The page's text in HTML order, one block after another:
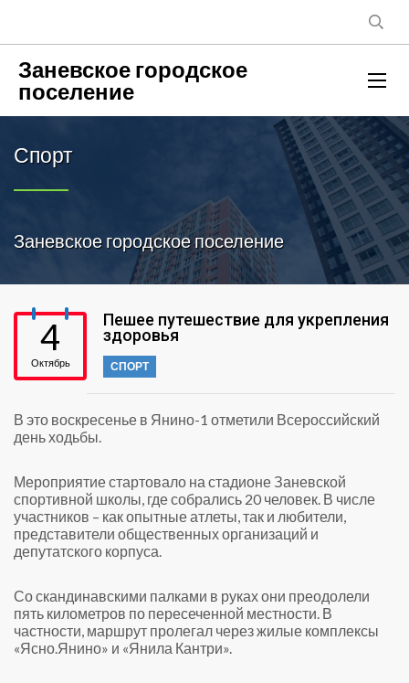
Заневское городское
поселение
Спорт
Заневское городское поселение
4
Октябрь
Пешее путешествие для укрепления
здоровья
СПОРТ
В это воскресенье в Янино-1 отметили Всероссийский
день ходьбы.
Мероприятие стартовало на стадионе Заневской
спортивной школы, где собрались 20 человек. В числе
участников – как опытные атлеты, так и любители,
представители общественных организаций и
депутатского корпуса.
Со скандинавскими палками в руках они преодолели
пять километров по пересеченной местности. В
частности, маршрут пролегал через жилые комплексы
«Ясно.Янино» и «Янила Кантри».